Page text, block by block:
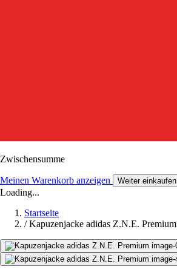
Zwischensumme
Meinen Warenkorb anzeigen Weiter einkaufen
Loading...
Startseite
/ Kapuzenjacke adidas Z.N.E. Premium